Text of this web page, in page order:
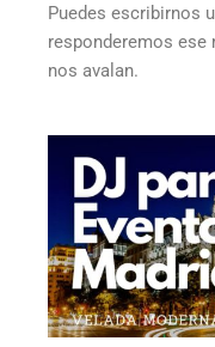
Puedes escribirnos
responderemos ese
nos avalan.